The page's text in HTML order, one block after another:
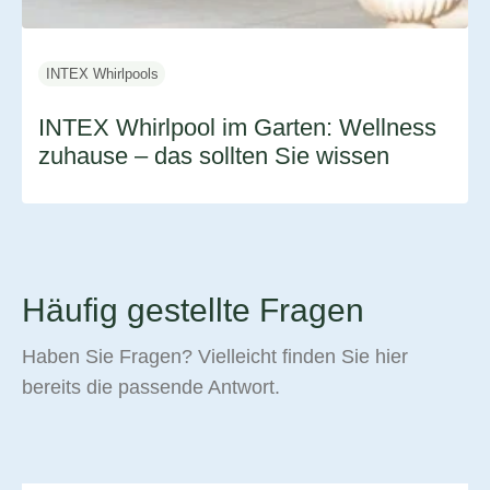
INTEX Whirlpools
INTEX Whirlpool im Garten: Wellness
zuhause – das sollten Sie wissen
Häufig gestellte Fragen
Haben Sie Fragen? Vielleicht finden Sie hier
bereits die passende Antwort.